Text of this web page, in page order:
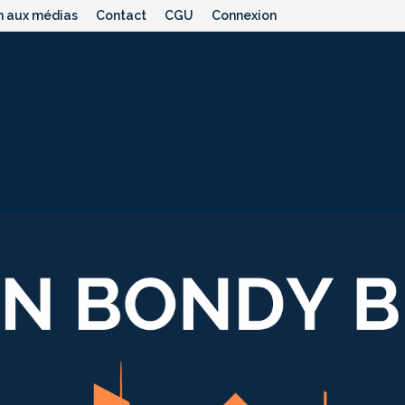
aux médias Contact CGU Connexion